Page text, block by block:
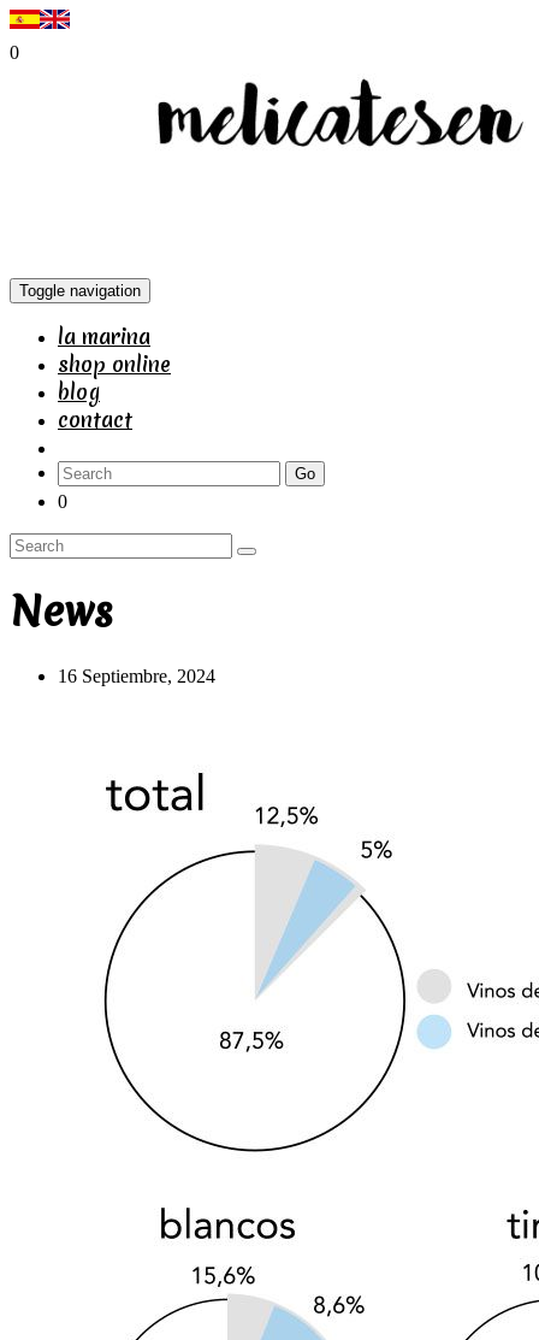
0
Toggle navigation
la marina
shop online
blog
contact
Go
0
News
16 Septiembre, 2024